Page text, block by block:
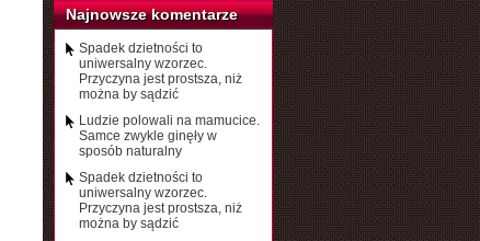
Najnowsze komentarze
Spadek dzietności to
uniwersalny wzorzec.
Przyczyna jest prostsza, niż
można by sądzić
Ludzie polowali na mamucice.
Samce zwykle ginęły w
sposób naturalny
Spadek dzietności to
uniwersalny wzorzec.
Przyczyna jest prostsza, niż
można by sądzić